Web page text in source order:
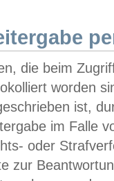
die beim
worden
ist,
im Falle
oder
zur